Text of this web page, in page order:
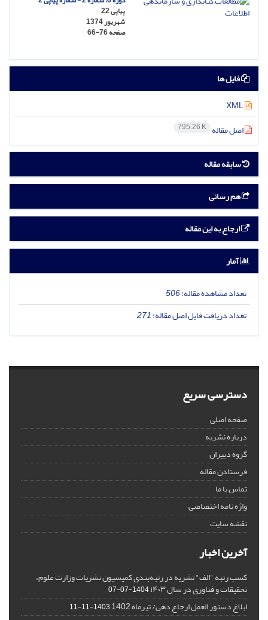
پیاپی 22
شهریور 1374
صفحه66-76
فایل ها
اصل مقاله 795.26 K
سابقه مقاله
هم رسانی
ارجاع به این مقاله
آمار
تعداد مشاهده مقاله:506
تعداد دریافت فایل اصل مقاله:271
دسترسی سریع
صفحه اصلی
درباره نشریه
گروه دبیران
فرستادن مقاله
تماس با ما
واژه نامه اختصاصی
نقشه سایت
آخرین اخبار
کسب رتبه "الف" نشریه در رتبه‌بندی کمیسیون نشریات وزارت علوم،
تحقیقات و فناوری در سال ۱۴۰۳ 1404-07-07
ابلاغ دستور العمل ارجاع دهی/ تیرماه 1402 1403-11-11